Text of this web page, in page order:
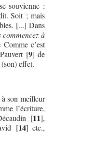
souvienne :
Soit ; mais
[...] Dans
commencez à
c’est
[9] de
effet.
son meilleur
l’écriture,
[11],
[14] etc.,